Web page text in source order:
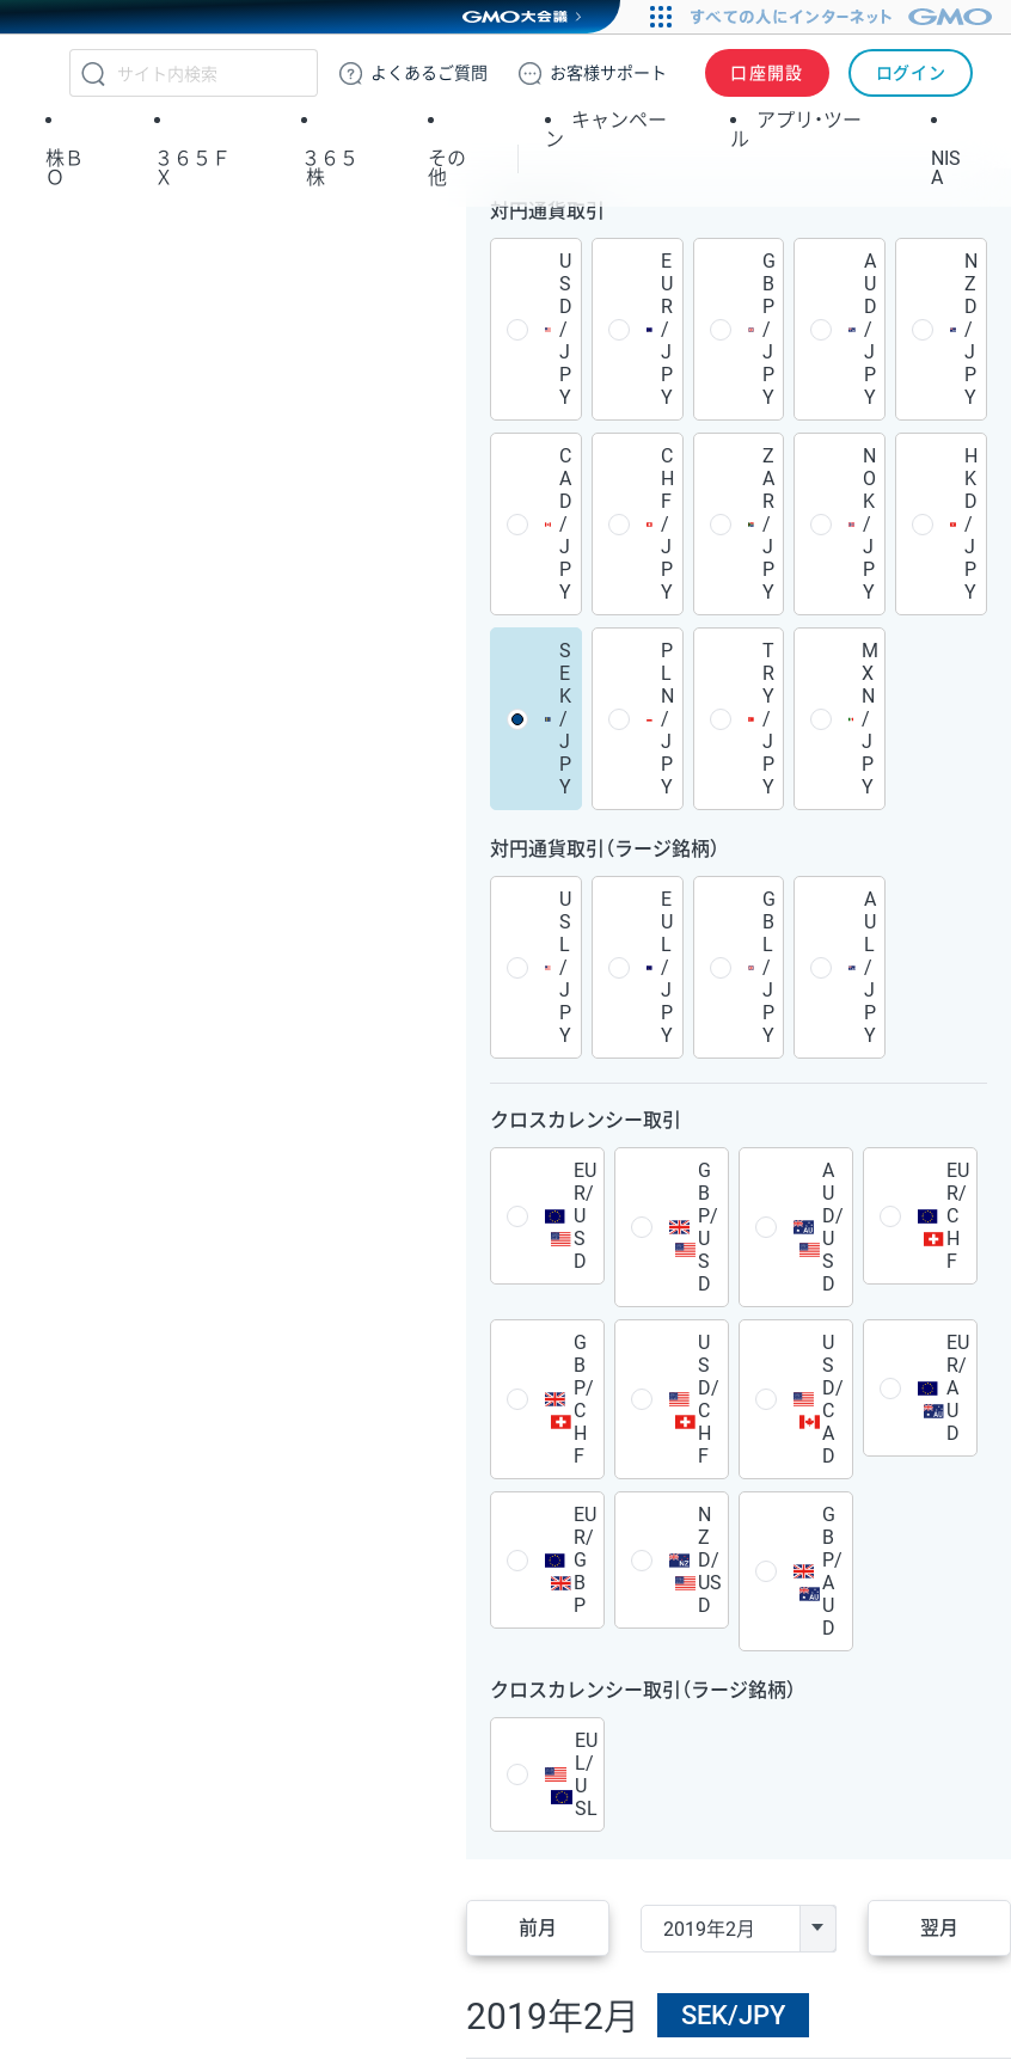
GMOクリック証券
よくある ご質問 お客様サポート 口座開設 ログイン
株Ｂ
Ｏ
３６５Ｆ
Ｘ
３６５
株
その
他
キャンペー
ン
アプリ・ツー
ル
NIS
A
対円通貨取引
U
S
D
/
J
P
Y
E
U
R
/
J
P
Y
G
B
P
/
J
P
Y
A
U
D
/
J
P
Y
N
Z
D
/
J
P
Y
C
A
D
/
J
P
Y
C
H
F
/
J
P
Y
Z
A
R
/
J
P
Y
N
O
K
/
J
P
Y
H
K
D
/
J
P
Y
S
E
K
/
J
P
Y
P
L
N
/
J
P
Y
T
R
Y
/
J
P
Y
M
X
N
/
J
P
Y
対円通貨取引（ラージ銘柄）
U
S
L
/
J
P
Y
E
U
L
/
J
P
Y
G
B
L
/
J
P
Y
A
U
L
/
J
P
Y
クロスカレンシー取引
EU
R/
U
S
D
G
B
P/
U
S
D
A
U
D/
U
S
D
EU
R/
C
H
F
G
B
P/
C
H
F
U
S
D/
C
H
F
U
S
D/
C
A
D
EU
R/
A
U
D
EU
R/
G
B
P
N
Z
D/
US
D
G
B
P/
A
U
D
クロスカレンシー取引（ラージ銘柄）
EU
L/
U
SL
前月 翌月
2019年2月 SEK/JPY